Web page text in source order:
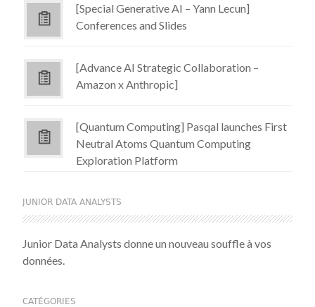
[Special Generative AI – Yann Lecun]
Conferences and Slides
[Advance AI Strategic Collaboration –
Amazon x Anthropic]
[Quantum Computing] Pasqal launches First
Neutral Atoms Quantum Computing
Exploration Platform
JUNIOR DATA ANALYSTS
Junior Data Analysts donne un nouveau souffle à vos
données.
CATÉGORIES